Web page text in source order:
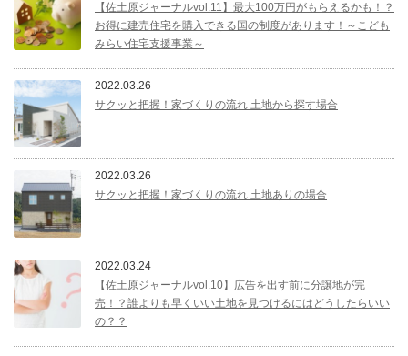
【佐土原ジャーナルvol.11】最大100万円がもらえるかも！？
お得に建売住宅を購入できる国の制度があります！～こども
みらい住宅支援事業～
2022.03.26
サクッと把握！家づくりの流れ 土地から探す場合
2022.03.26
サクッと把握！家づくりの流れ 土地ありの場合
2022.03.24
【佐土原ジャーナルvol.10】広告を出す前に分譲地が完
売！？誰よりも早くいい土地を見つけるにはどうしたらいい
の？？